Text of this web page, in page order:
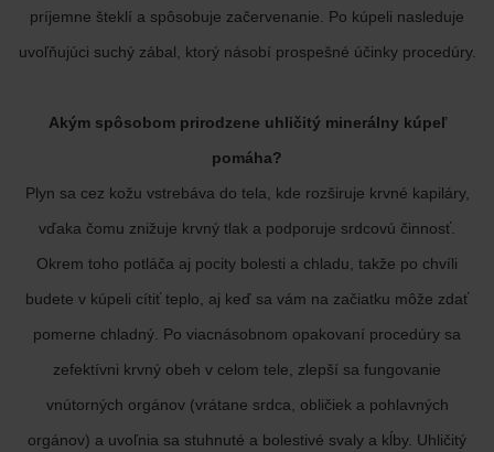
príjemne šteklí a spôsobuje začervenanie. Po kúpeli nasleduje
uvoľňujúci suchý zábal, ktorý násobí prospešné účinky procedúry.
Akým spôsobom prirodzene uhličitý minerálny kúpeľ
pomáha?
Plyn sa cez kožu vstrebáva do tela, kde rozširuje krvné kapiláry,
vďaka čomu znižuje krvný tlak a podporuje srdcovú činnosť.
Okrem toho potláča aj pocity bolesti a chladu, takže po chvíli
budete v kúpeli cítiť teplo, aj keď sa vám na začiatku môže zdať
pomerne chladný. Po viacnásobnom opakovaní procedúry sa
zefektívni krvný obeh v celom tele, zlepší sa fungovanie
vnútorných orgánov (vrátane srdca, obličiek a pohlavných
orgánov) a uvoľnia sa stuhnuté a bolestivé svaly a kĺby. Uhličitý